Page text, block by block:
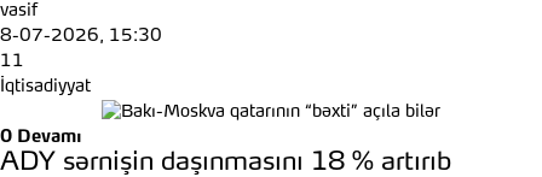
vasif
8-07-2026, 15:30
11
İqtisadiyyat
0 Devamı
ADY sərnişin daşınmasını 18 % artırıb